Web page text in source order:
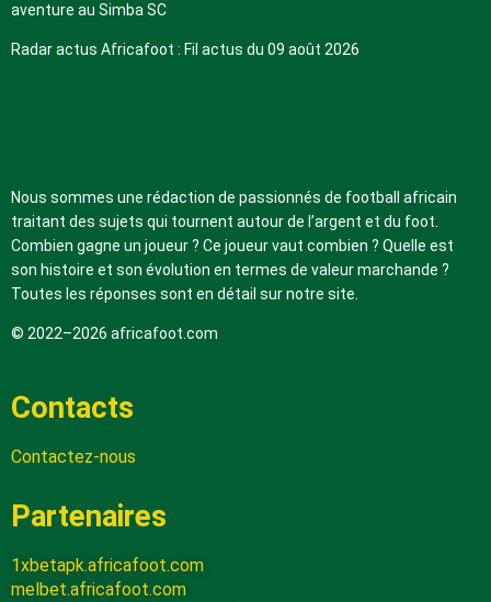
aventure au Simba SC
Radar actus Africafoot : Fil actus du 09 août 2026
Nous sommes une rédaction de passionnés de football africain
traitant des sujets qui tournent autour de l’argent et du foot.
Combien gagne un joueur ? Ce joueur vaut combien ? Quelle est
son histoire et son évolution en termes de valeur marchande ?
Toutes les réponses sont en détail sur notre site.
© 2022–2026 africafoot.com
Contacts
Contactez-nous
Partenaires
1xbetapk.africafoot.com
melbet.africafoot.com